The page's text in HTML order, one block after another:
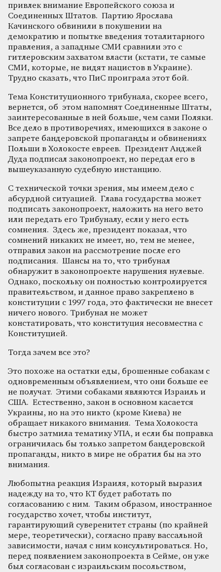
привлек внимание Европейского союза и
Соединенных Штатов. Партию Ярослава
Качинского обвинили в покушении на
демократию и попытке введения тоталитарного
правления, а западные СМИ сравнили это с
гитлеровским захватом власти (кстати, те самые
СМИ, которые, не видят нацистов в Украине).
Трудно сказать, что ПиС проиграла этот бой.
Тема Конституционного трибунала, скорее всего,
вернется, об этом напомнят Соединенные Штаты,
заинтересованные в ней больше, чем сами Поляки.
Все дело в противоречиях, имеющихся в законе о
запрете бандеровской пропаганды и обвинениях
Польши в Холокосте евреев. Президент Анджей
Дуда подписал законопроект, но передал его в
вышеуказанную судебную инстанцию.
С технической точки зрения, мы имеем дело с
абсурдной ситуацией. Глава государства может
подписать законопроект, наложить на него вето
или передать его Трибуналу, если у него есть
сомнения. Здесь же, президент показал, что
сомнений никаких не имеет, но, тем не менее,
отправил закон на рассмотрение после его
подписания. Шансы на то, что трибунал
обнаружит в законопроекте нарушения нулевые.
Однако, поскольку он полностью контролируется
правительством, и данное право закреплено в
конституции с 1997 года, это фактически не внесет
ничего нового. Трибунал не может
констатировать, что конституция несовместна с
Конституцией.
Тогда зачем все это?
Это похоже на остатки еды, брошенные собакам с
одновременным объявлением, что они больше ее
не получат. Этими собаками являются Израиль и
США. Естественно, закон в основном касается
Украины, но на это никто (кроме Киева) не
обращает никакого внимания. Тема Холокоста
быстро затмила тематику УПА, и если бы поправка
ограничилась бы только запретом бандеровской
пропаганды, никто в мире не обратил бы на это
внимания.
Любопытна реакция Израиля, который выразил
надежду на то, что КТ будет работать по
согласованию с ним. Таким образом, иностранное
государство хочет, чтобы институт,
гарантирующий суверенитет страны (по крайней
мере, теоретически), согласно праву вассальной
зависимости, начал с ним консультироваться. Но,
перед появлением законопроекта в Сейме, он уже
был согласован с израильским посольством,